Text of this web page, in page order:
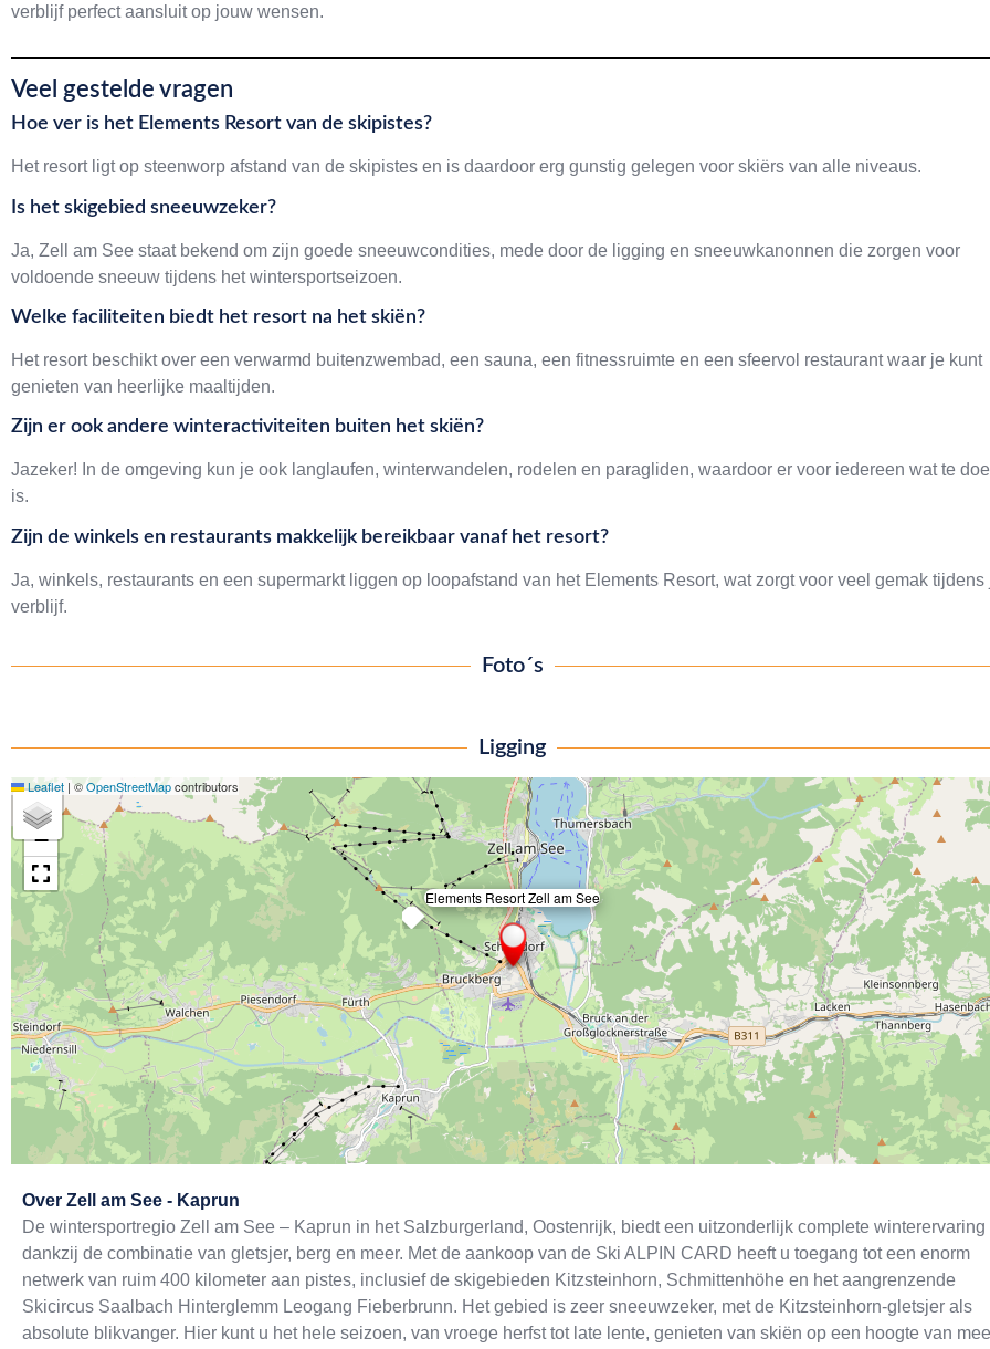
verblijf perfect aansluit op jouw wensen.
Veel gestelde vragen
Hoe ver is het Elements Resort van de skipistes?
Het resort ligt op steenworp afstand van de skipistes en is daardoor erg gunstig gelegen voor skiërs van alle niveaus.
Is het skigebied sneeuwzeker?
Ja, Zell am See staat bekend om zijn goede sneeuwcondities, mede door de ligging en sneeuwkanonnen die zorgen voor
voldoende sneeuw tijdens het wintersportseizoen.
Welke faciliteiten biedt het resort na het skiën?
Het resort beschikt over een verwarmd buitenzwembad, een sauna, een fitnessruimte en een sfeervol restaurant waar je kunt
genieten van heerlijke maaltijden.
Zijn er ook andere winteractiviteiten buiten het skiën?
Jazeker! In de omgeving kun je ook langlaufen, winterwandelen, rodelen en paragliden, waardoor er voor iedereen wat te
is.
Zijn de winkels en restaurants makkelijk bereikbaar vanaf het resort?
Ja, winkels, restaurants en een supermarkt liggen op loopafstand van het Elements Resort, wat zorgt voor veel gemak tijdens
verblijf.
Foto´s
Ligging
Elements Resort Zell am See
×
+
−
Leaflet | ©OpenStreetMapcontributors
Over Zell am See - Kaprun
De wintersportregio Zell am See – Kaprun in het Salzburgerland, Oostenrijk, biedt een uitzonderlijk complete winterervaring
dankzij de combinatie van gletsjer, berg en meer. Met de aankoop van de Ski ALPIN CARD heeft u toegang tot een enorm
netwerk van ruim 400 kilometer aan pistes, inclusief de skigebieden Kitzsteinhorn, Schmittenhöhe en het aangrenzende
Skicircus Saalbach Hinterglemm Leogang Fieberbrunn. Het gebied is zeer sneeuwzeker, met de Kitzsteinhorn-gletsjer als
absolute blikvanger. Hier kunt u het hele seizoen, van vroege herfst tot late lente, genieten van skiën op een hoogte van